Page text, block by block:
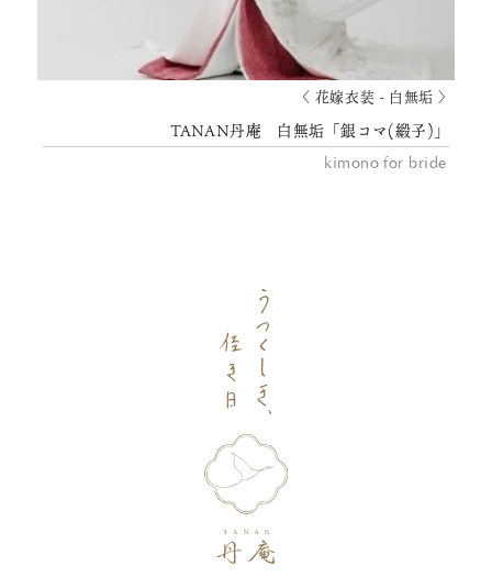
〈 花嫁衣装 - 白無垢 〉
TANAN丹庵 白無垢「銀コマ(緞子)」
kimono for bride